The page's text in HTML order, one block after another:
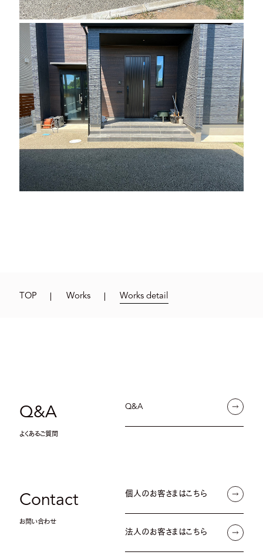
TOP Works Works detail
Q&A
よくあるご質問
Q&A
Contact
お問い合わせ
個人のお客さまはこちら
法人のお客さまはこちら